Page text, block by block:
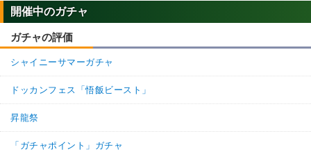
開催中のガチャ
ガチャの評価
シャイニーサマーガチャ
ドッカンフェス「悟飯ビースト」
昇龍祭
「ガチャポイント」ガチャ